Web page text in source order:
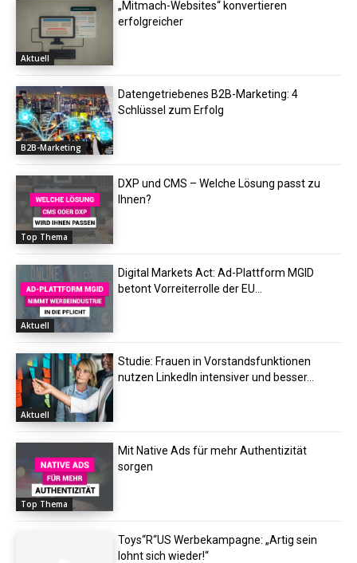
Aktuell
„Mitmach-Websites“ konvertieren
erfolgreicher
B2B-Marketing
Datengetriebenes B2B-Marketing: 4
Schlüssel zum Erfolg
Top Thema
DXP und CMS – Welche Lösung passt zu
Ihnen?
Aktuell
Digital Markets Act: Ad-Plattform MGID
betont Vorreiterrolle der EU...
Aktuell
Studie: Frauen in Vorstandsfunktionen
nutzen LinkedIn intensiver und besser...
Top Thema
Mit Native Ads für mehr Authentizität
sorgen
Toys“R“US Werbekampagne: „Artig sein
lohnt sich wieder!“